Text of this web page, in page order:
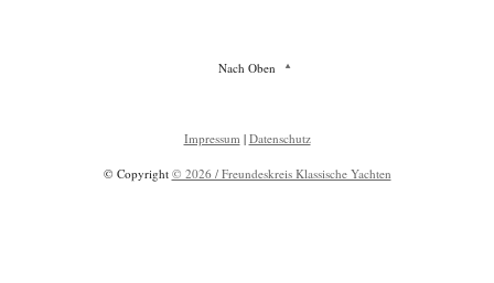
Nach Oben
Impressum | Datenschutz
© Copyright © 2026 / Freundeskreis Klassische Yachten